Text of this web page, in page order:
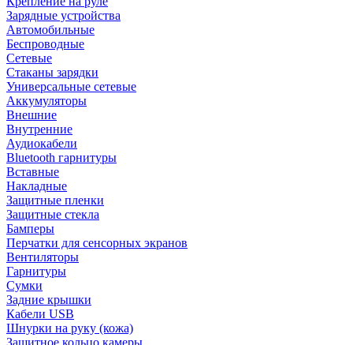
Зарядные устройства
Автомобильные
Беспроводные
Сетевые
Стаканы зарядки
Универсальные сетевые
Аккумуляторы
Внешние
Внутренние
Аудиокабели
Bluetooth гарнитуры
Вставные
Накладные
Защитные пленки
Защитные стекла
Бамперы
Перчатки для сенсорных экранов
Вентиляторы
Гарнитуры
Сумки
Задние крышки
Кабели USB
Шнурки на руку (кожа)
Защитное кольцо камеры